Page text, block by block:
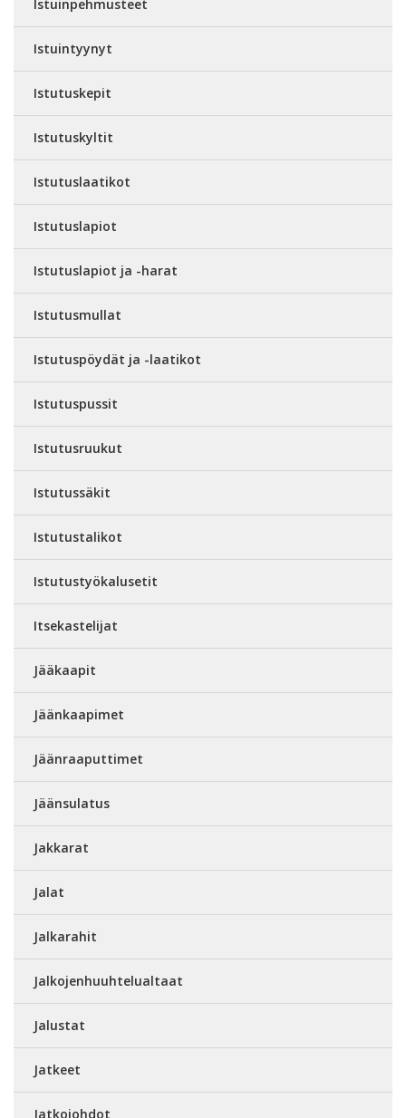
Istuinpehmusteet
Istuintyynyt
Istutuskepit
Istutuskyltit
Istutuslaatikot
Istutuslapiot
Istutuslapiot ja -harat
Istutusmullat
Istutuspöydät ja -laatikot
Istutuspussit
Istutusruukut
Istutussäkit
Istutustalikot
Istutustyökalusetit
Itsekastelijat
Jääkaapit
Jäänkaapimet
Jäänraaputtimet
Jäänsulatus
Jakkarat
Jalat
Jalkarahit
Jalkojenhuuhtelualtaat
Jalustat
Jatkeet
Jatkojohdot